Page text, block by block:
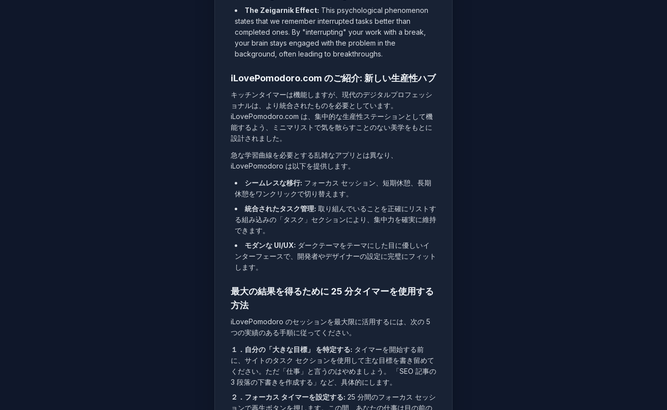
The Zeigarnik Effect: This psychological phenomenon
states that we remember interrupted tasks better than
completed ones. By "interrupting" your work with a break,
your brain stays engaged with the problem in the
background, often leading to breakthroughs.
iLovePomodoro.com のご紹介: 新しい生産性ハブ
キッチンタイマーは機能しますが、現代のデジタルプロフェッシ
ョナルは、より統合されたものを必要としています。
iLovePomodoro.com は、集中的な生産性ステーションとして機
能するよう、ミニマリストで気を散らすことのない美学をもとに
設計されました。
急な学習曲線を必要とする乱雑なアプリとは異なり、
iLovePomodoro は以下を提供します。
シームレスな移行: フォーカス セッション、短期休憩、長期
休憩をワンクリックで切り替えます。
統合されたタスク管理: 取り組んでいることを正確にリストす
る組み込みの「タスク」セクションにより、集中力を確実に維持
できます。
モダンな UI/UX: ダークテーマをテーマにした目に優しいイ
ンターフェースで、開発者やデザイナーの設定に完璧にフィット
します。
最大の結果を得るために 25 分タイマーを使用する
方法
iLovePomodoro のセッションを最大限に活用するには、次の 5
つの実績のある手順に従ってください。
１．自分の「大きな目標」 を特定する: タイマーを開始する前
に、サイトのタスク セクションを使用して主な目標を書き留めて
ください。ただ「仕事」と言うのはやめましょう。 「SEO 記事の
3 段落の下書きを作成する」など、具体的にします。
２．フォーカス タイマーを設定する: 25 分間のフォーカス セッシ
ョンで再生ボタンを押します。この間、あなたの仕事は目の前の